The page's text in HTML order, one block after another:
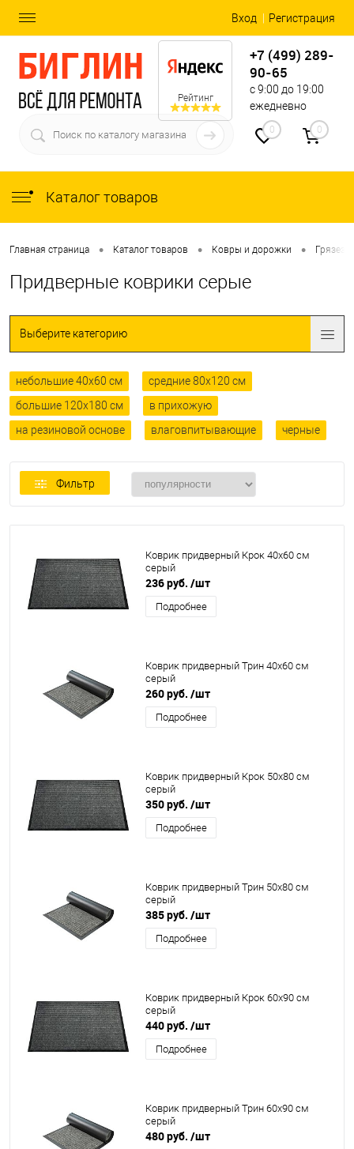
Вход Регистрация
Рейтинг
+7 (499) 289-
90-65
с 9:00 до 19:00
ежедневно
0 0
Каталог товаров
Главная страница • Каталог товаров • Ковры и дорожки •
Придверные коврики серые
Выберите категорию
небольшие 40x60 см
средние 80x120 см
большие 120x180 см
в прихожую
на резиновой основе
влаговпитывающие черные
Фильтр
Коврик придверный Крок 40x60 см
серый
236 руб. /шт
Подробнее
Коврик придверный Трин 40x60 см
серый
260 руб. /шт
Подробнее
Коврик придверный Крок 50x80 см
серый
350 руб. /шт
Подробнее
Коврик придверный Трин 50x80 см
серый
385 руб. /шт
Подробнее
Коврик придверный Крок 60x90 см
серый
440 руб. /шт
Подробнее
Коврик придверный Трин 60x90 см
серый
480 руб. /шт